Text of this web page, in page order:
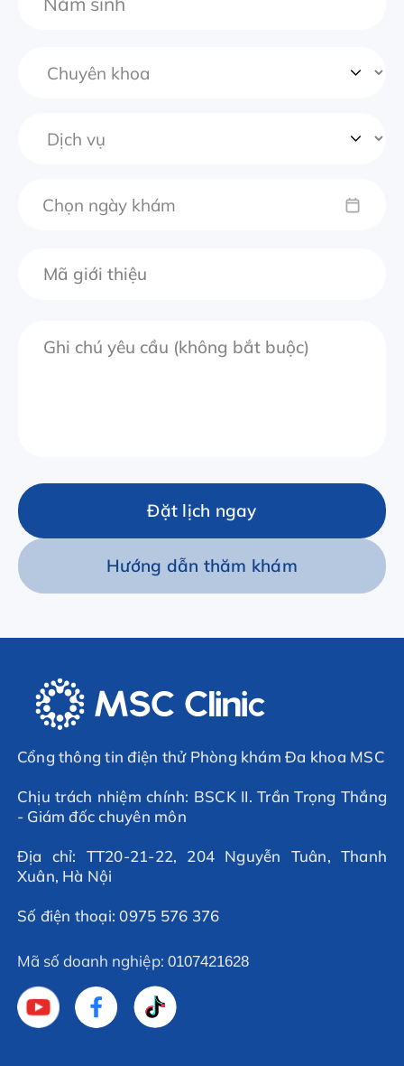
Chọn ngày khám
Đặt lịch ngay
Hướng dẫn thăm khám
Cổng thông tin điện thử Phòng khám Đa khoa MSC
Chịu trách nhiệm chính: BSCK II. Trần Trọng Thắng
- Giám đốc chuyên môn
Địa chỉ: TT20-21-22, 204 Nguyễn Tuân, Thanh
Xuân, Hà Nội
Số điện thoại: 0975 576 376
Mã số doanh nghiệp: 0107421628